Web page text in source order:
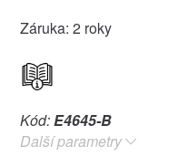
Záruka: 2 roky
Kód:E4645-B
Další parametry